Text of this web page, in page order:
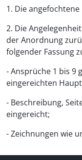
1. Die
2. Die
der Anordnung
folgender Fassung
- Ansprüche 1 bis 9
eingereichten
- Beschreibung,
eingereicht;
- Zeichnungen wie